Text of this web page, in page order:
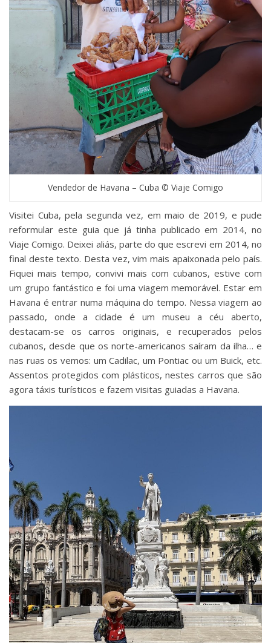
Vendedor de Havana – Cuba © Viaje Comigo
Visitei Cuba, pela segunda vez, em maio de 2019, e pude
reformular este guia que já tinha publicado em 2014, no
Viaje Comigo. Deixei aliás, parte do que escrevi em 2014, no
final deste texto. Desta vez, vim mais apaixonada pelo país.
Fiquei mais tempo, convivi mais com cubanos, estive com
um grupo fantástico e foi uma viagem memorável. Estar em
Havana é entrar numa máquina do tempo. Nessa viagem ao
passado, onde a cidade é um museu a céu aberto,
destacam-se os carros originais, e recuperados pelos
cubanos, desde que os norte-americanos saíram da ilha… e
nas ruas os vemos: um Cadilac, um Pontiac ou um Buick, etc.
Assentos protegidos com plásticos, nestes carros que são
agora táxis turísticos e fazem visitas guiadas a Havana.